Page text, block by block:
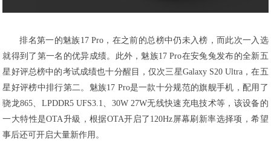
排名第一的魅族17 Pro，在之前的总榜中仍未入榜，而此次一入选
就得到了第一名的优异成绩。此外，魅族17 Pro在安兔兔发布的全新五
星好评总榜中的考试成绩也十分醒目，仅次三星Galaxy S20 Ultra，在五
星好评榜中排行第二。魅族17 Pro是一款十分规范的旗舰手机，配用了
骁龙865、LPDDR5 UFS3.1、30W 27W无线快速充电技术等，该设备的
一大特性是OTA升級，根据OTA开启了120Hz屏幕刷新率选择项，希望
事后还可开启大量新作用。